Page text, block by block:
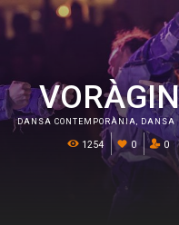
DANSA CONTEMPORÀNIA, DANSA
1254 0 0